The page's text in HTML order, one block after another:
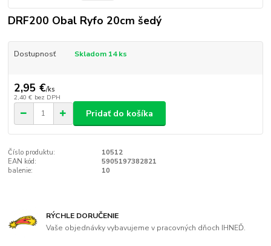
DRF200 Obal Ryfo 20cm šedý
Dostupnosť Skladom 14 ks
2,95 €/ks
2,40 € bez DPH
Pridať do košíka
Číslo produktu:
10512
EAN kód:
5905197382821
balenie:
10
RÝCHLE DORUČENIE
Vaše objednávky vybavujeme v pracovných dňoch IHNEĎ.